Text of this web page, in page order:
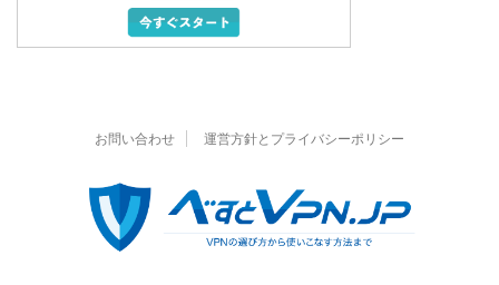
お問い合わせ 運営方針とプライバシーポリシー